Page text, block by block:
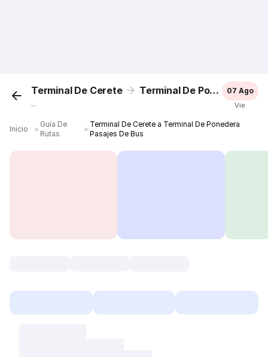
Terminal De Cerete Terminal De Ponedera
...
07 Ago
Vie
Inicio ＞
Guía De
Rutas
＞
Terminal De Cerete a Terminal De Ponedera
Pasajes De Bus